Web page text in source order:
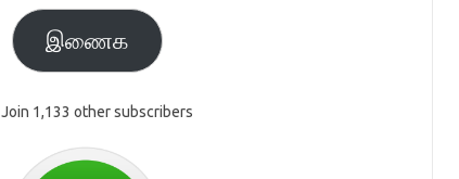
இணைக
Join 1,133 other subscribers